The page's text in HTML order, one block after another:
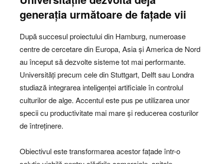
generația următoare de fațade vii
După succesul proiectului din Hamburg, numeroase
centre de cercetare din Europa, Asia și America de Nord
au început să dezvolte sisteme tot mai performante.
Universități precum cele din Stuttgart, Delft sau Londra
studiază integrarea inteligenței artificiale în controlul
culturilor de alge. Accentul este pus pe utilizarea unor
specii cu productivitate mai mare și reducerea costurilor
de întreținere.
Obiectivul este transformarea acestor fațade într-o